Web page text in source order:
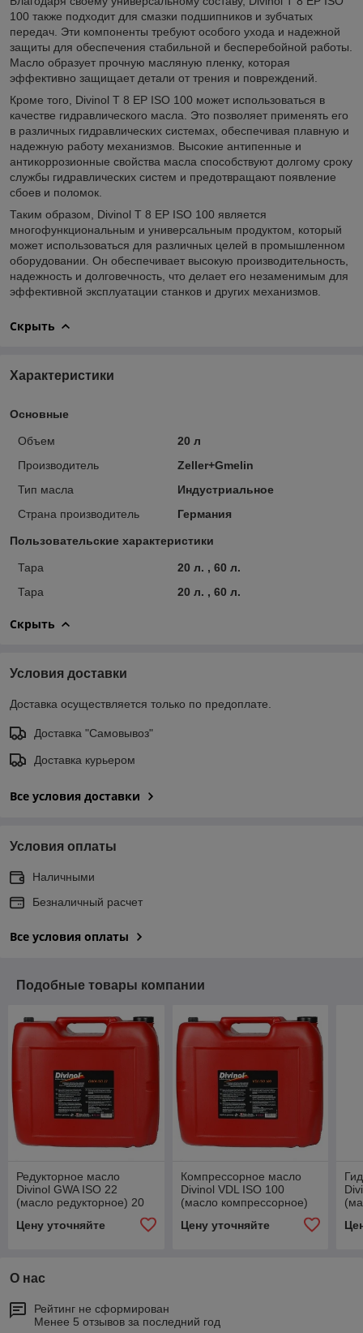
100 также подходит для смазки подшипников и зубчатых
передач. Эти компоненты требуют особого ухода и надежной
защиты для обеспечения стабильной и бесперебойной работы.
Масло образует прочную масляную пленку, которая
эффективно защищает детали от трения и повреждений.
Кроме того, Divinol T 8 EP ISO 100 может использоваться в
качестве гидравлического масла. Это позволяет применять его
в различных гидравлических системах, обеспечивая плавную и
надежную работу механизмов. Высокие антипенные и
антикоррозионные свойства масла способствуют долгому сроку
службы гидравлических систем и предотвращают появление
сбоев и поломок.
Таким образом, Divinol T 8 EP ISO 100 является
многофункциональным и универсальным продуктом, который
может использоваться для различных целей в промышленном
оборудовании. Он обеспечивает высокую производительность,
надежность и долговечность, что делает его незаменимым для
эффективной эксплуатации станков и других механизмов.
Скрыть
Характеристики
Основные
Объем
20 л
Производитель
Zeller+Gmelin
Тип масла
Индустриальное
Страна производитель
Германия
Пользовательские характеристики
Тара
20 л. , 60 л.
Тара
20 л. , 60 л.
Скрыть
Условия доставки
Доставка осуществляется только по предоплате.
Доставка "Самовывоз"
Доставка курьером
Все условия доставки
Условия оплаты
Наличными
Безналичный расчет
Все условия оплаты
Подобные товары компании
Редукторное масло
Divinol GWA ISO 22
(масло редукторное) 20
Цену уточняйте
Компрессорное масло
Divinol VDL ISO 100
(масло компрессорное)
Цену уточняйте
О нас
Рейтинг не сформирован
Менее 5 отзывов за последний год